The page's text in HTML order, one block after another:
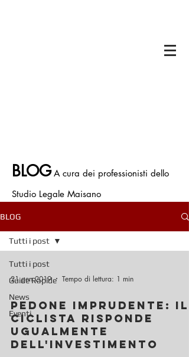
BLOG A cura dei professionisti dello
Studio Legale Maisano
BLOG
Tutti i post
Guide Rapide
News
Eventi
Tutti i post
21 gen 2019 Tempo di lettura: 1 min
Pedone imprudente: il
ciclista risponde
ugualmente
dell'investimento